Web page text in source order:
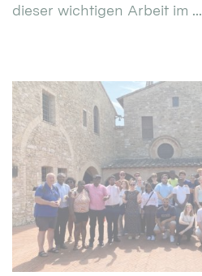
dieser wichtigen Arbeit im ...